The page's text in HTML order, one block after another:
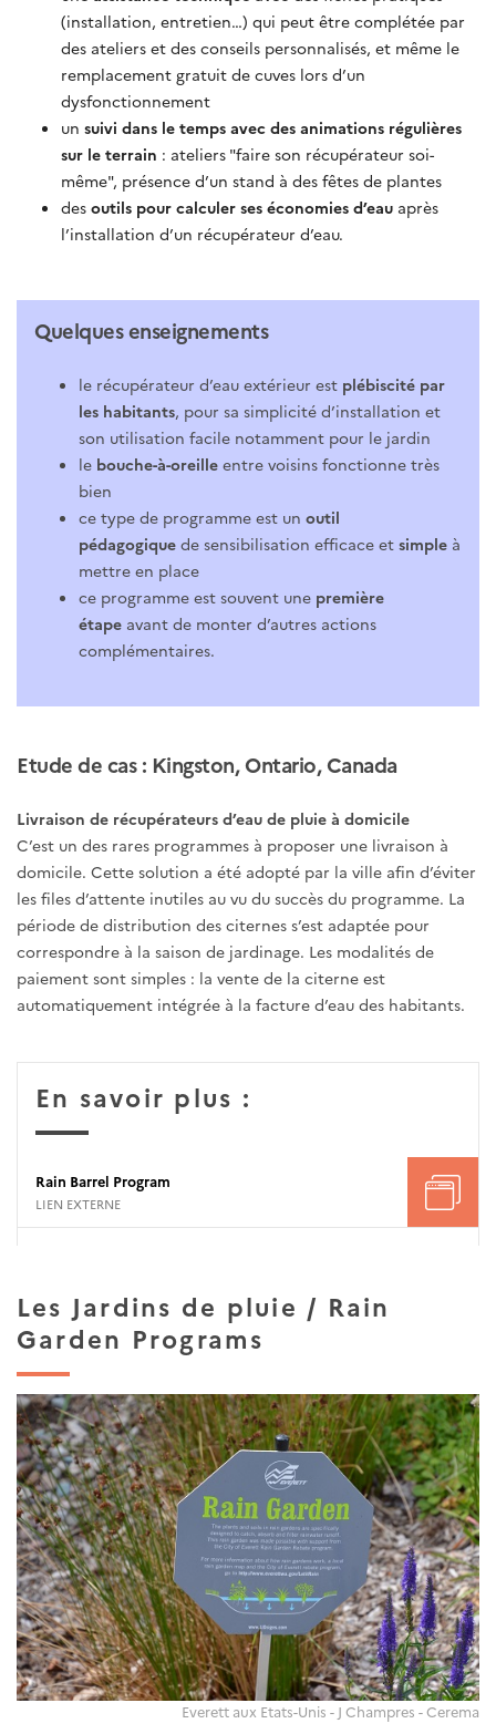
(installation, entretien…) qui peut être complétée par
des ateliers et des conseils personnalisés, et même le
remplacement gratuit de cuves lors d’un
dysfonctionnement
un suivi dans le temps avec des animations régulières
sur le terrain : ateliers "faire son récupérateur soi-
même", présence d’un stand à des fêtes de plantes
des outils pour calculer ses économies d’eau après
l’installation d’un récupérateur d’eau.
Quelques enseignements
le récupérateur d’eau extérieur est plébiscité par
les habitants, pour sa simplicité d’installation et
son utilisation facile notamment pour le jardin
le bouche-à-oreille entre voisins fonctionne très
bien
ce type de programme est un outil
pédagogique de sensibilisation efficace et simple à
mettre en place
ce programme est souvent une première
étape avant de monter d’autres actions
complémentaires.
Etude de cas : Kingston, Ontario, Canada
Livraison de récupérateurs d’eau de pluie à domicile
C’est un des rares programmes à proposer une livraison à
domicile. Cette solution a été adopté par la ville afin d’éviter
les files d’attente inutiles au vu du succès du programme. La
période de distribution des citernes s’est adaptée pour
correspondre à la saison de jardinage. Les modalités de
paiement sont simples : la vente de la citerne est
automatiquement intégrée à la facture d’eau des habitants.
En savoir plus :
Rain Barrel Program
LIEN EXTERNE
Les Jardins de pluie / Rain
Garden Programs
Everett aux Etats-Unis - J Champres - Cerema